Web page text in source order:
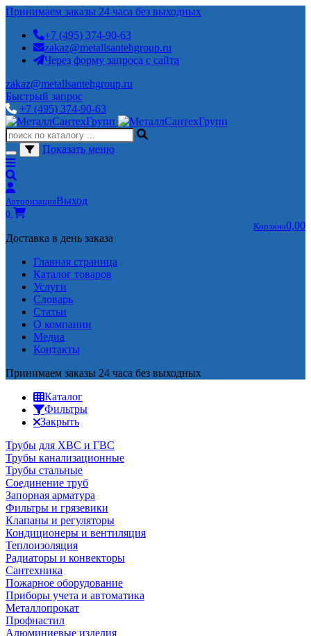
Принимаем заказы 24 часа без выходных
+7 (495) 374-90-63
zakaz@metallsantehgroup.ru
Через форму запроса с сайта
zakaz@metallsantehgroup.ru
Быстрый запрос
+7 (495) 374-90-63
Показать меню
АвторизацияВыход
0
Корзина0,00
Доставка в день заказа
Главная страница
Каталог товаров
Услуги
Словарь
Статьи
О компании
Медиа
Контакты
Принимаем заказы 24 часа без выходных
Каталог
Фильтры
Закрыть
Трубы для ХВС и ГВС
Трубы канализационные
Трубы стальные
Соединение труб
Запорная арматура
Фильтры и грязевики
Клапаны и регуляторы
Кондиционеры и вентиляция
Теплоизоляция
Радиаторы и конвекторы
Сантехника
Пожарное оборудование
Приборы учета и автоматика
Металлопрокат
Профнастил
Алюминиевые изделия